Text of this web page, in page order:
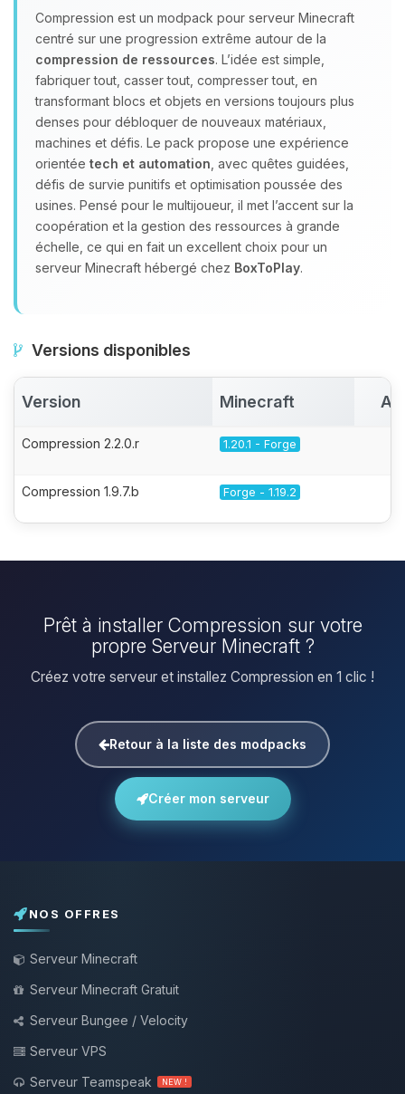
Compression est un modpack pour serveur Minecraft
centré sur une progression extrême autour de la
compression de ressources. L’idée est simple,
fabriquer tout, casser tout, compresser tout, en
transformant blocs et objets en versions toujours plus
denses pour débloquer de nouveaux matériaux,
machines et défis. Le pack propose une expérience
orientée tech et automation , avec quêtes guidées,
défis de survie punitifs et optimisation poussée des
usines. Pensé pour le multijoueur, il met l’accent sur la
coopération et la gestion des ressources à grande
échelle, ce qui en fait un excellent choix pour un
serveur Minecraft hébergé chez BoxToPlay.
Versions disponibles
Version Minecraft
Compression 2.2.0.r 1.20.1 - Forge
Compression 1.9.7.b Forge - 1.19.2
Prêt à installer Compression sur votre
propre Serveur Minecraft ?
Créez votre serveur et installez Compression en 1 clic !
Retour à la liste des modpacks
Créer mon serveur
NOS OFFRES
Serveur Minecraft
Serveur Minecraft Gratuit
Serveur Bungee / Velocity
Serveur VPS
Serveur Teamspeak
NEW !